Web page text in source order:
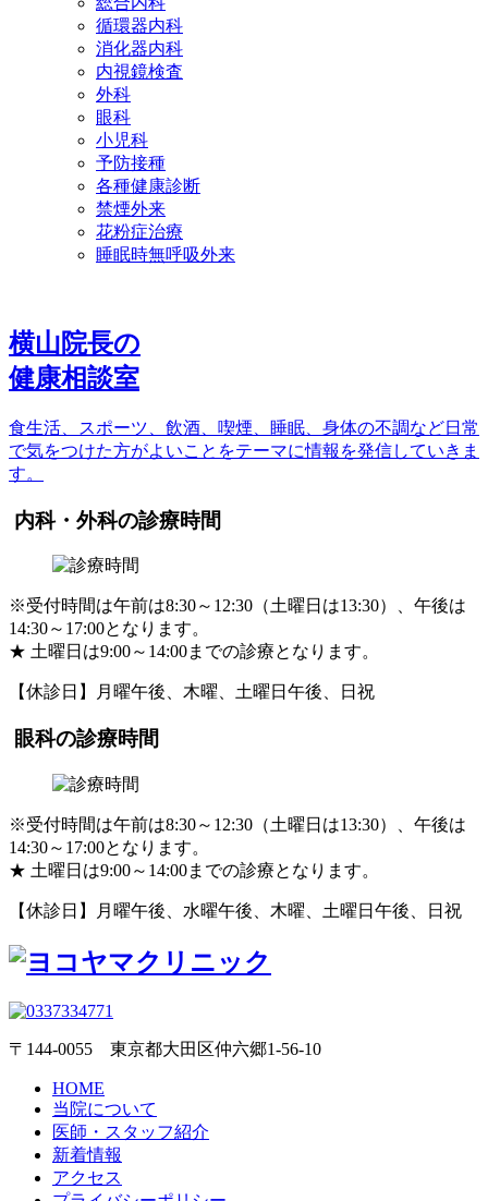
循環器内科
消化器内科
内視鏡検査
外科
眼科
小児科
予防接種
各種健康診断
禁煙外来
花粉症治療
睡眠時無呼吸外来
横山院長の
健康相談室
食生活、スポーツ、飲酒、喫煙、睡眠、身体の不調など日常
で気をつけた方がよいことをテーマに情報を発信していきま
す。
内科・外科の診療時間
※受付時間は午前は8:30～12:30（土曜日は13:30）、午後は
14:30～17:00となります。
★ 土曜日は9:00～14:00までの診療となります。
【休診日】月曜午後、木曜、土曜日午後、日祝
眼科の診療時間
※受付時間は午前は8:30～12:30（土曜日は13:30）、午後は
14:30～17:00となります。
★ 土曜日は9:00～14:00までの診療となります。
【休診日】月曜午後、水曜午後、木曜、土曜日午後、日祝
〒144-0055 東京都大田区仲六郷1-56-10
HOME
当院について
医師・スタッフ紹介
新着情報
アクセス